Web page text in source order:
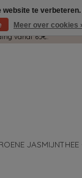
GRATIS in! Duid
vanaf 65€.
website te
Meer over cookies